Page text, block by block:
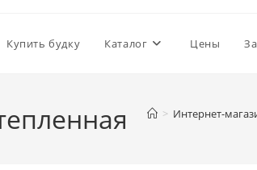
Купить будку Каталог Цены
> Интернет-